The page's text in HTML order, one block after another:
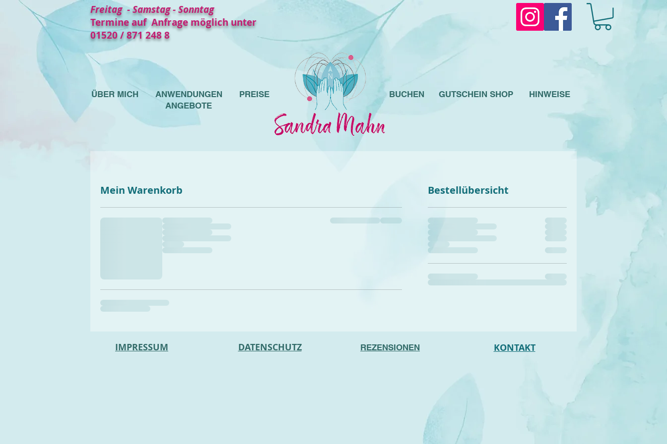
Freitag - Samstag - Sonntag
Termine auf Anfrage möglich unter
01520 / 871 248 8
ÜBER MICH
ANWENDUNGEN
ANGEBOTE
PREISE BUCHEN GUTSCHEIN SHOP HINWEISE
Mein Warenkorb Bestellübersicht
IMPRESSUM DATENSCHUTZ REZENSIONEN KONTAKT